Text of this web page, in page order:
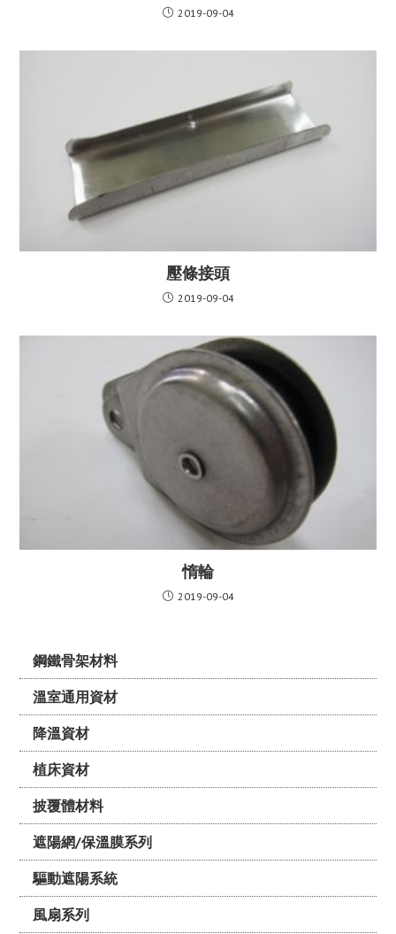
2019-09-04
壓條接頭
2019-09-04
惰輪
2019-09-04
鋼鐵骨架材料
溫室通用資材
降溫資材
植床資材
披覆體材料
遮陽網/保溫膜系列
驅動遮陽系統
風扇系列